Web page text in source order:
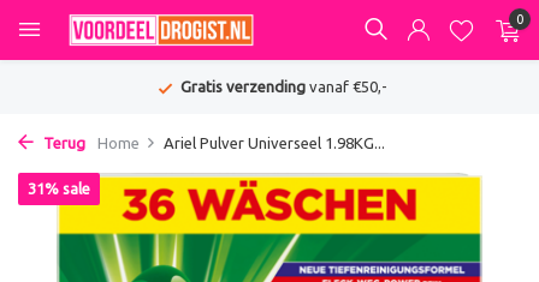
0
Gratis verzendingvanaf €50,-
Terug Home Ariel Pulver Universeel 1.98KG...
31% sale